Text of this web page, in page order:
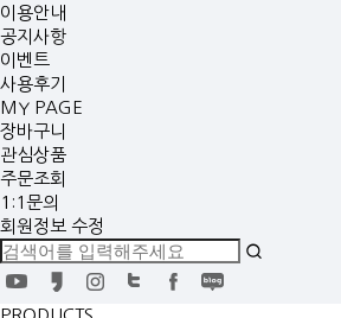
이용안내
공지사항
이벤트
사용후기
MY PAGE
장바구니
관심상품
주문조회
1:1문의
회원정보 수정